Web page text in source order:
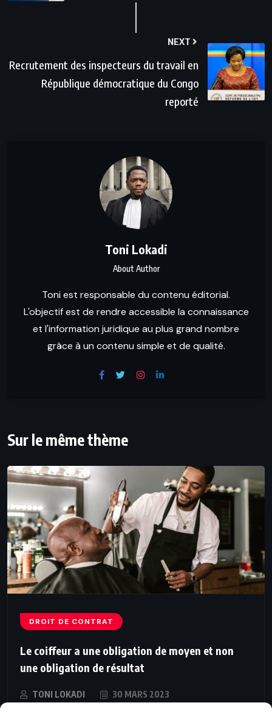
NEXT
Recrutement des inspecteurs du travail en
République démocratique du Congo
reporté
Toni Lokadi
About Author
Toni est responsable du contenu éditorial.
L'objectif est de rendre accessible la connaissance
et l'information juridique au plus grand nombre
grâce à un contenu simple et de qualité.
Sur le même thème
DROIT DE CONTRAT
Le coiffeur a une obligation de moyen et non
une obligation de résultat
TONI LOKADI 30 MARS 2023